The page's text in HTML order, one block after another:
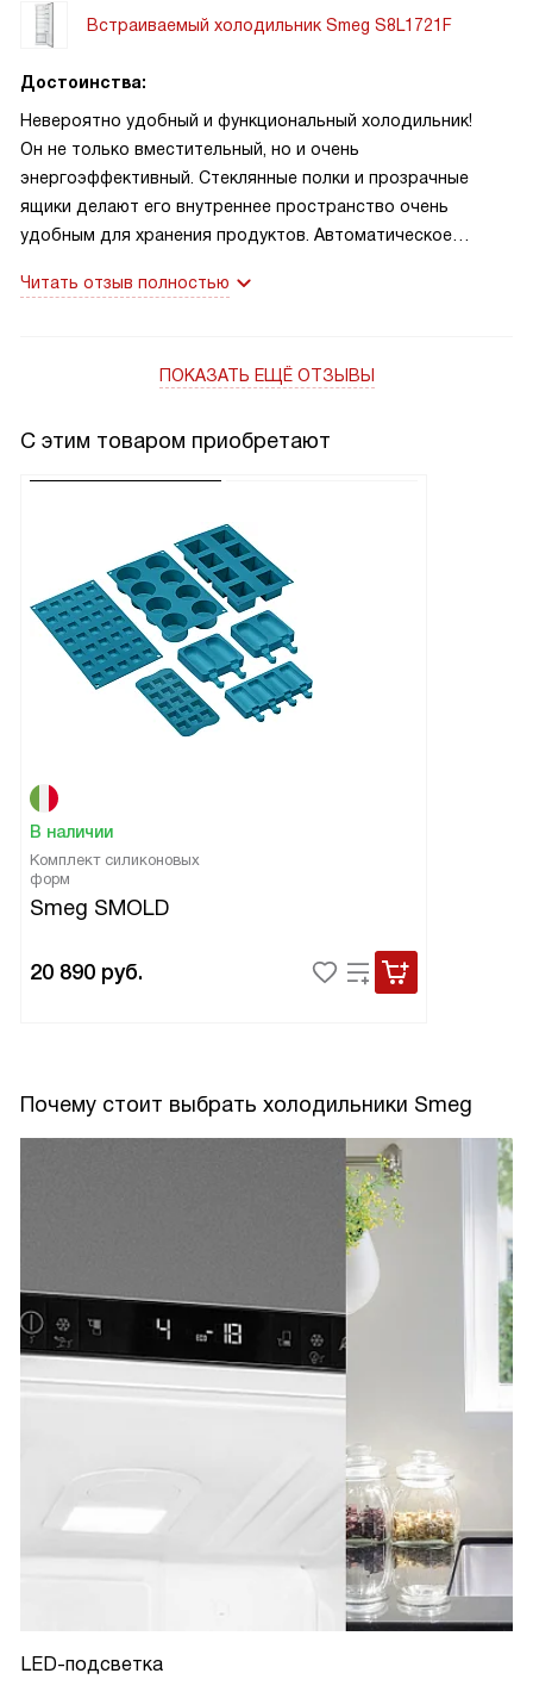
Встраиваемый холодильник Smeg S8L1721F
Достоинства:
Невероятно удобный и функциональный холодильник!
Он не только вместительный, но и очень
энергоэффективный. Стеклянные полки и прозрачные
ящики делают его внутреннее пространство очень
удобным для хранения продуктов. Автоматическое
женщины! Очень удобно, что есть блокировка управления
Читать отзыв полностью
ПОКАЗАТЬ ЕЩЁ ОТЗЫВЫ
С этим товаром приобретают
В наличии
Комплект силиконовых
форм
Smeg SMOLD
20 890 руб.
Почему стоит выбрать холодильники Smeg
LED-подсветка